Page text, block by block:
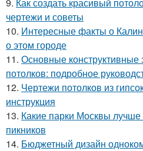
9. Как создать красивый
чертежи и советы
10. Интересные факты о
о этом городе
11. Основные
потолков: подробное
12. Чертежи потолков из
инструкция
13. Какие парки Москвы лучше
пикников
14. Бюджетный дизайн